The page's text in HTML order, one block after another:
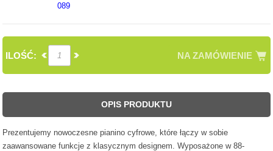
089
NA ZAMÓWIENIE
ILOŚĆ:
OPIS PRODUKTU
Prezentujemy nowoczesne pianino cyfrowe, które łączy w sobie
zaawansowane funkcje z klasycznym designem. Wyposażone w 88-